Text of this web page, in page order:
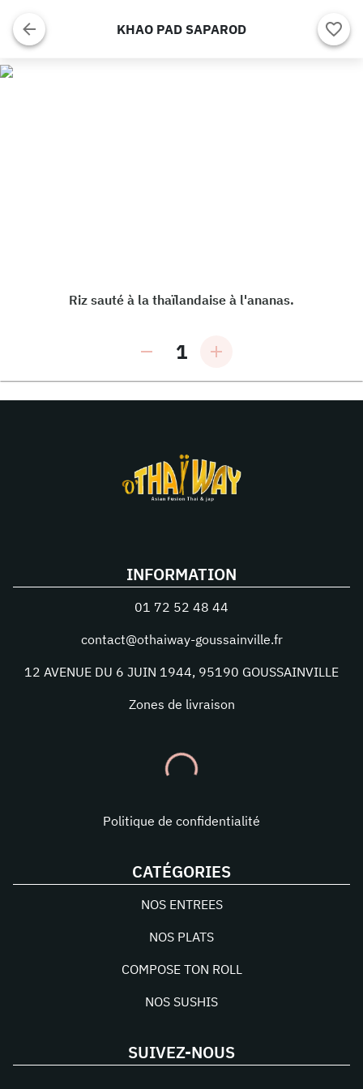
KHAO PAD SAPAROD
Riz sauté à la thaïlandaise à l'ananas.
1
INFORMATION
01 72 52 48 44
contact@othaiway-goussainville.fr
12 AVENUE DU 6 JUIN 1944, 95190 GOUSSAINVILLE
Zones de livraison
Politique de confidentialité
CATÉGORIES
NOS ENTREES
NOS PLATS
COMPOSE TON ROLL
NOS SUSHIS
SUIVEZ-NOUS